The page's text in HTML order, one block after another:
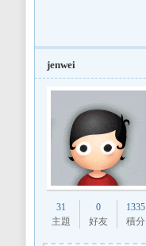
jenwei
31
主題
0
好友
1335
積分